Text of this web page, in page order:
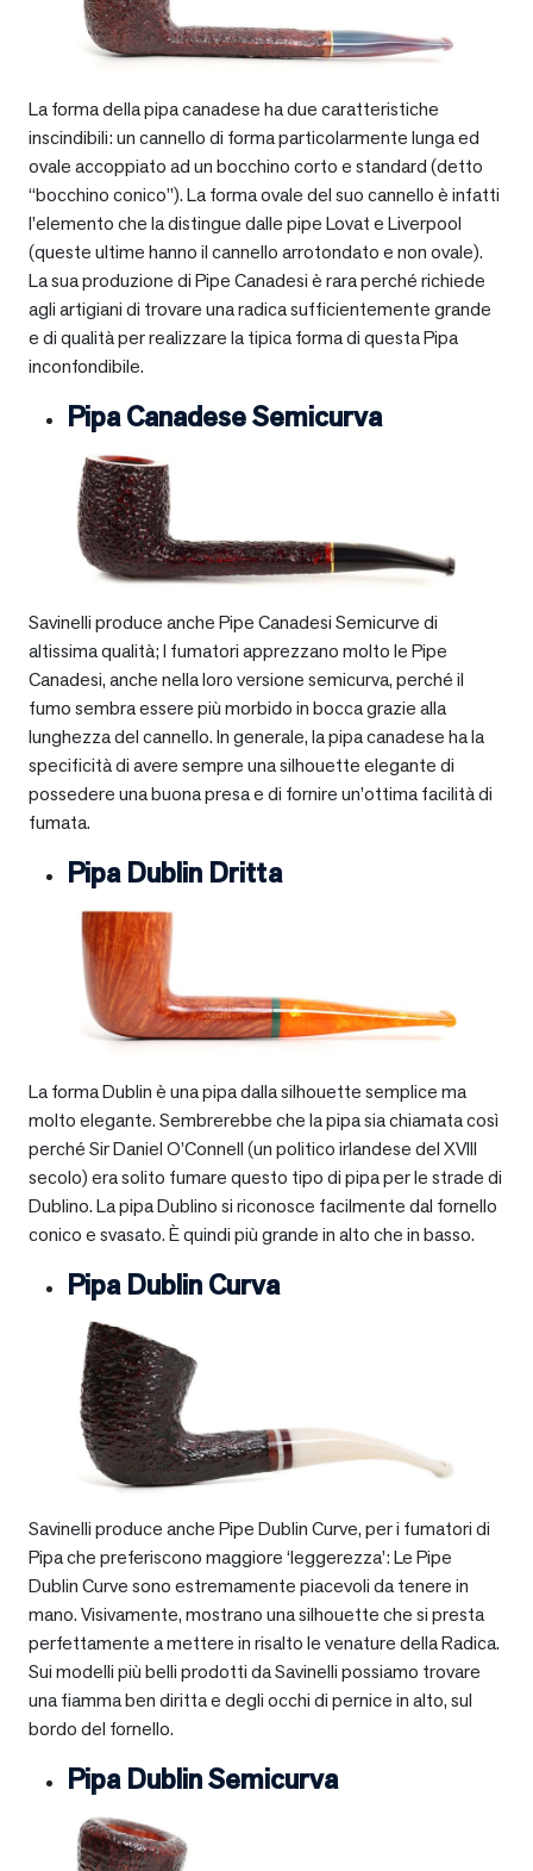
La forma della pipa canadese ha due caratteristiche
inscindibili: un cannello di forma particolarmente lunga ed
ovale accoppiato ad un bocchino corto e standard (detto
“bocchino conico”). La forma ovale del suo cannello è infatti
l’elemento che la distingue dalle pipe Lovat e Liverpool
(queste ultime hanno il cannello arrotondato e non ovale).
La sua produzione di Pipe Canadesi è rara perché richiede
agli artigiani di trovare una radica sufficientemente grande
e di qualità per realizzare la tipica forma di questa Pipa
inconfondibile.
Pipa Canadese Semicurva
Savinelli produce anche Pipe Canadesi Semicurve di
altissima qualità; I fumatori apprezzano molto le Pipe
Canadesi, anche nella loro versione semicurva, perché il
fumo sembra essere più morbido in bocca grazie alla
lunghezza del cannello. In generale, la pipa canadese ha la
specificità di avere sempre una silhouette elegante di
possedere una buona presa e di fornire un’ottima facilità di
fumata.
Pipa Dublin Dritta
La forma Dublin è una pipa dalla silhouette semplice ma
molto elegante. Sembrerebbe che la pipa sia chiamata così
perché Sir Daniel O’Connell (un politico irlandese del XVIII
secolo) era solito fumare questo tipo di pipa per le strade di
Dublino. La pipa Dublino si riconosce facilmente dal fornello
conico e svasato. È quindi più grande in alto che in basso.
Pipa Dublin Curva
Savinelli produce anche Pipe Dublin Curve, per i fumatori di
Pipa che preferiscono maggiore ‘leggerezza’: Le Pipe
Dublin Curve sono estremamente piacevoli da tenere in
mano. Visivamente, mostrano una silhouette che si presta
perfettamente a mettere in risalto le venature della Radica.
Sui modelli più belli prodotti da Savinelli possiamo trovare
una fiamma ben diritta e degli occhi di pernice in alto, sul
bordo del fornello.
Pipa Dublin Semicurva